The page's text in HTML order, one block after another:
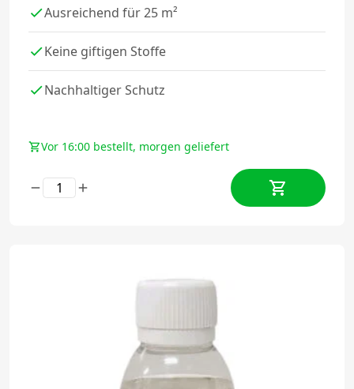
Ausreichend für 25 m²
Keine giftigen Stoffe
Nachhaltiger Schutz
Vor 16:00 bestellt, morgen geliefert